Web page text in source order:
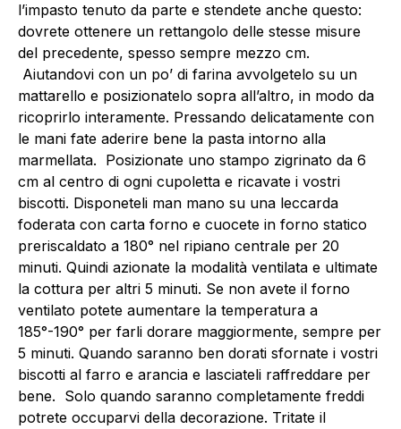
l’impasto tenuto da parte e stendete anche questo:
dovrete ottenere un rettangolo delle stesse misure
del precedente, spesso sempre mezzo cm.
Aiutandovi con un po’ di farina avvolgetelo su un
mattarello e posizionatelo sopra all’altro, in modo da
ricoprirlo interamente. Pressando delicatamente con
le mani fate aderire bene la pasta intorno alla
marmellata. Posizionate uno stampo zigrinato da 6
cm al centro di ogni cupoletta e ricavate i vostri
biscotti. Disponeteli man mano su una leccarda
foderata con carta forno e cuocete in forno statico
preriscaldato a 180° nel ripiano centrale per 20
minuti. Quindi azionate la modalità ventilata e ultimate
la cottura per altri 5 minuti. Se non avete il forno
ventilato potete aumentare la temperatura a
185°-190° per farli dorare maggiormente, sempre per
5 minuti. Quando saranno ben dorati sfornate i vostri
biscotti al farro e arancia e lasciateli raffreddare per
bene. Solo quando saranno completamente freddi
potrete occuparvi della decorazione. Tritate il